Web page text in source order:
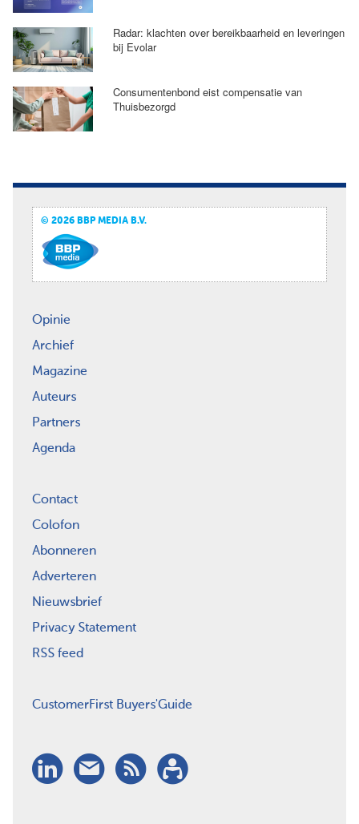
Radar: klachten over bereikbaarheid en leveringen
bij Evolar
Consumentenbond eist compensatie van
Thuisbezorgd
© 2026 BBP MEDIA B.V.
Opinie
Archief
Magazine
Auteurs
Partners
Agenda
Contact
Colofon
Abonneren
Adverteren
Nieuwsbrief
Privacy Statement
RSS feed
CustomerFirst Buyers'Guide
LinkedIn
Nieuwsbrief
RSSAbonneren